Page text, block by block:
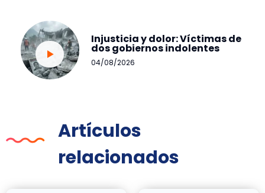
Injusticia y dolor: Víctimas de
dos gobiernos indolentes
04/08/2026
Artículos
relacionados